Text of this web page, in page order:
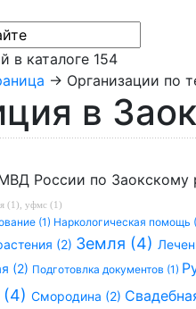
в каталоге 154
→ Организации по
в
России по Заокскому
(1) уфмс (1)
(1) Наркологическая помощь
(2) Земля (4)
(2) Подготовлка документов (1)
(4) Смородина (2)